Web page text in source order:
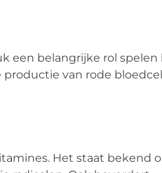
een belangrijke rol spelen
van rode
Het staat bekend